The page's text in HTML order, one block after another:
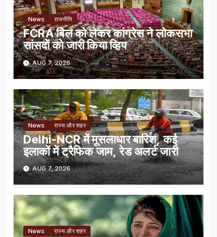
News राजनीति
FCRA बिल को लेकर कांग्रेस ने लोकसभा
सांसदों को जारी किया व्हिप
AUG 7, 2026
News राज्य और शहर
Delhi-NCR में मूसलाधार बारिश, कई
इलाकों में ट्रैफिक जाम, रेड अलर्ट जारी
AUG 7, 2026
News राज्य और शहर